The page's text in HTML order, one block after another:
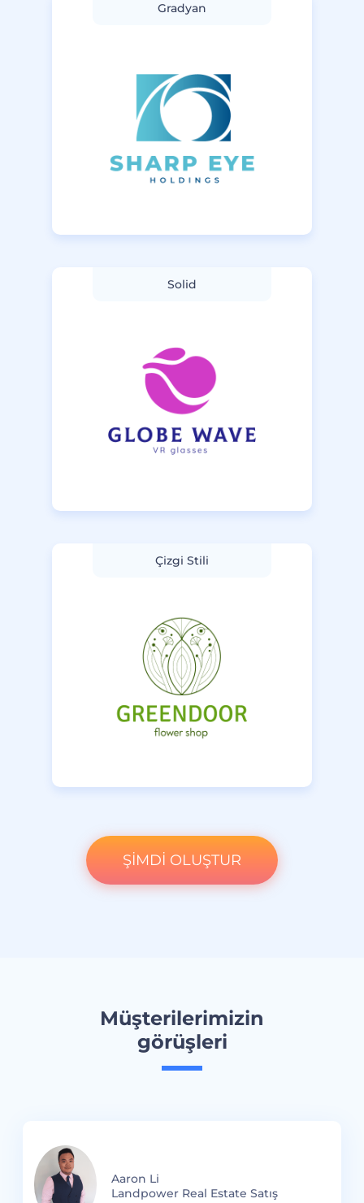
Gradyan
Solid
Çizgi Stili
ŞİMDİ OLUŞTUR
Müşterilerimizin
görüşleri
Aaron Li
Landpower Real Estate Satış